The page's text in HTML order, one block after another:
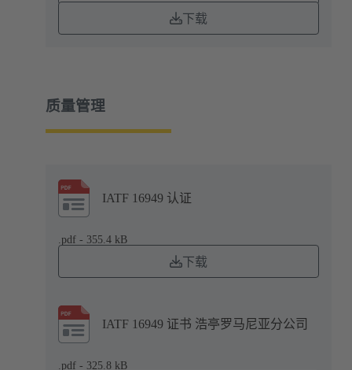
下载
质量管理
IATF 16949 认证
.pdf - 355.4 kB
下载
IATF 16949 证书 浩亭罗马尼亚分公司
.pdf - 325.8 kB